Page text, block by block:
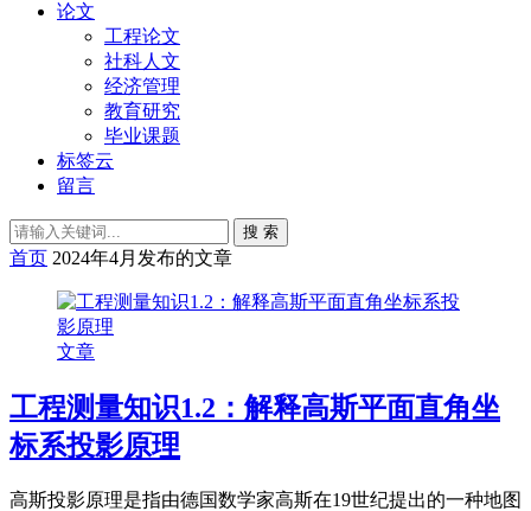
论文
工程论文
社科人文
经济管理
教育研究
毕业课题
标签云
留言
搜 索
首页 2024年4月发布的文章
文章
工程测量知识1.2：解释高斯平面直角坐
标系投影原理
高斯投影原理是指由德国数学家高斯在19世纪提出的一种地图